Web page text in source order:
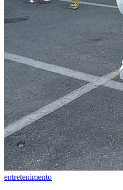
Anuncie no Portal
Verificar Empresa
Novo
Anunciar Vagas
Publicidade Legal
NBA
NFL
Fórmula 1
UFC
Tênis (ATP)
MLB
NHL
Atletismo
Vôlei
NBB
Competições de Futebol
Brasileirão Série A
Brasileirão Série B
entretenimento